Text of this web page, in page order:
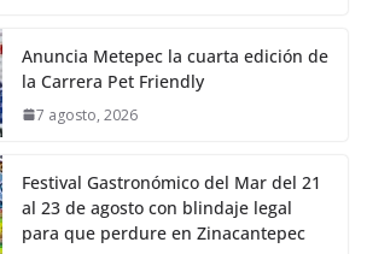
Anuncia Metepec la cuarta edición de
la Carrera Pet Friendly
7 agosto, 2026
Festival Gastronómico del Mar del 21
al 23 de agosto con blindaje legal
para que perdure en Zinacantepec